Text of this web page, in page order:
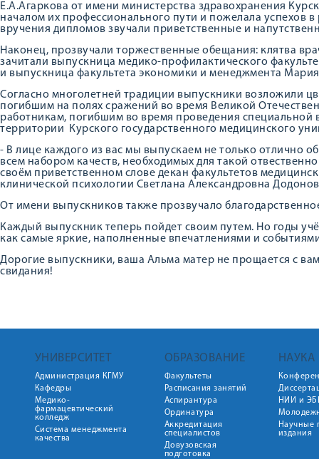
Е.А.Агаркова от имени министерства здравохранения
началом их профессионального пути и пожелала успехов
вручения дипломов звучали приветственные и
Наконец, прозвучали торжественные обещания: клятва
зачитали выпускница медико-профилактического
и выпускница факультета экономики и менеджмента
Согласно многолетней традиции выпускники возложили
погибшим на полях сражений во время Великой
работникам, погибшим во время проведения
территории Курского государственного медицинского
- В лице каждого из вас мы выпускаем не только отлично
всем набором качеств, необходимых для такой
своём приветственном слове декан факультетов
клинической психологии Светлана Александровна
От имени выпускников также прозвучало
Каждый выпускник теперь пойдет своим путем. Но годы
как самые яркие, наполненные впечатлениями и
Дорогие выпускники, ваша Альма матер не прощается с
свидания!
УНИВЕРСИТЕТ
Администрация КГМУ
Кафедры
Медико-
фармацевтический
колледж
Система менеджмента
качества
ОБРАЗОВАНИЕ
Факультеты
Расписания занятий
Аспирантура
Ординатура
Аккредитация
специалистов
Довузовская
подготовка
НАУКА
НИИ и
Научные
издания